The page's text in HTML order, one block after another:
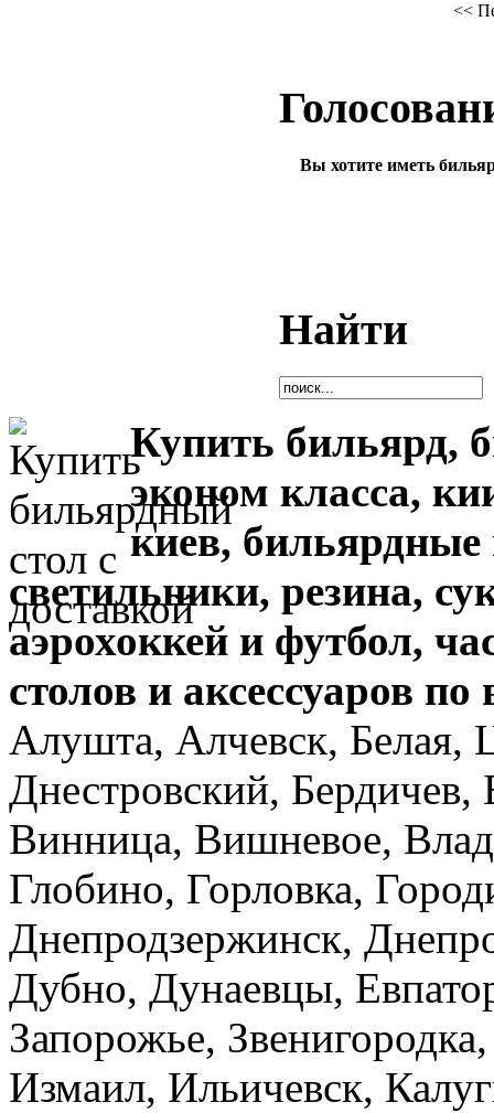
<<
Вы хотите иметь
Найти
Купить бильярд,
эконом класса,
киев, бильярдные
светильники, резина,
аэрохоккей и футбол,
столов и аксессуаров
Алушта, Алчевск, Белая,
Днестровский,
Винница, Вишневое,
Глобино, Горловка,
Днепродзержинск,
Дубно, Дунаевцы,
Запорожье,
Измаил, Ильичевск,